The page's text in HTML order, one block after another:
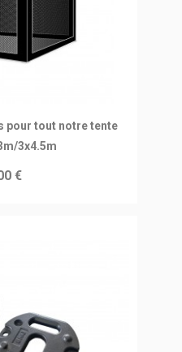
panier
pour tout notre tente
3x4.5m
€